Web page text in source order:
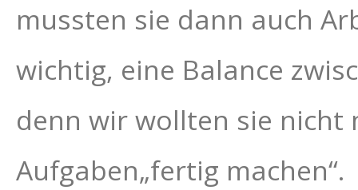
mussten sie dann auch
wichtig, eine Balance
denn wir wollten sie
Aufgaben„fertig machen“.